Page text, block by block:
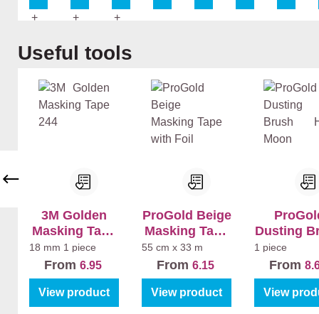
BL
me
r +
bb
ol
BL
BL
me
r +
bb
ol
Sa
BL
me
r +
Ma
Skip product gallery
Useful tools
3M Golden
Masking Tape
244
18 mm 1 piece
From 6.95
View product
ProGold Beige
Masking Tape
with Foil
55 cm x 33 m
From 6.15
View product
Dusting
Half
1 piece
From
View